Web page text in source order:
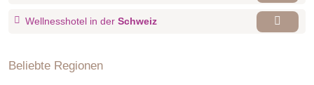
Wellnesshotel in der Schweiz
Beliebte Regionen